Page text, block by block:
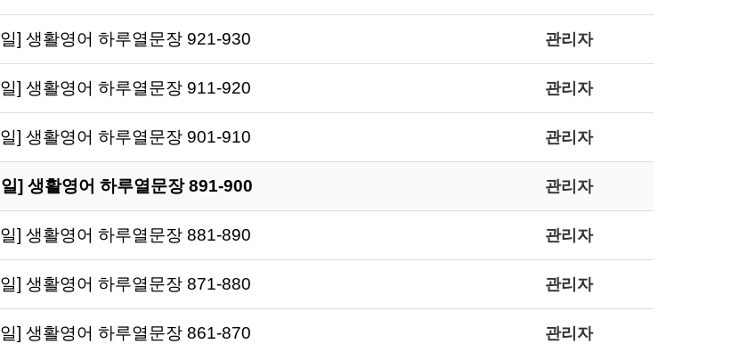
] 생활영어 하루열문장 921-930 관리자
] 생활영어 하루열문장 911-920 관리자
] 생활영어 하루열문장 901-910 관리자
] 생활영어 하루열문장 891-900 관리자
] 생활영어 하루열문장 881-890 관리자
] 생활영어 하루열문장 871-880 관리자
] 생활영어 하루열문장 861-870 관리자